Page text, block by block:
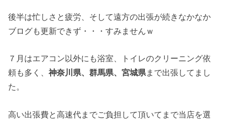
後半は忙しさと疲労、そして遠方の出張が続きなかなか
ブログも更新できず・・・すみませんｗ
７月はエアコン以外にも浴室、トイレのクリーニング依
頼も多く、神奈川県、群馬県、宮城県まで出張してまし
た。
高い出張費と高速代までご負担して頂いてまで当店を選